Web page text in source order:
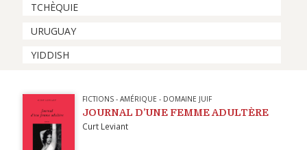
TCHÈQUIE
URUGUAY
YIDDISH
FICTIONS- AMÉRIQUE - DOMAINE JUIF
JOURNAL D’UNE FEMME ADULTÈRE
Curt Leviant